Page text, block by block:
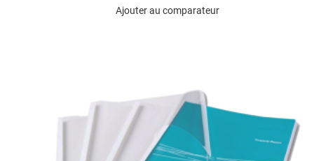
Ajouter au comparateur